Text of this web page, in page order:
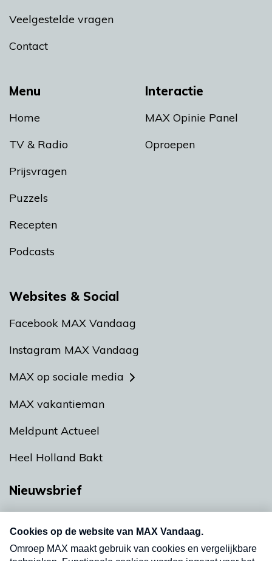
Menu
Home
TV & Radio
Prijsvragen
Puzzels
Recepten
Podcasts
Interactie
MAX Opinie Panel
Oproepen
Veelgestelde vragen
Contact
Websites & Social
Facebook MAX Vandaag
Instagram MAX Vandaag
MAX op sociale media
MAX vakantieman
Meldpunt Actueel
Heel Holland Bakt
Nieuwsbrief
nieuwsbrief. Elke vrijdag- en dinsdagochtend in
uw mailbox.